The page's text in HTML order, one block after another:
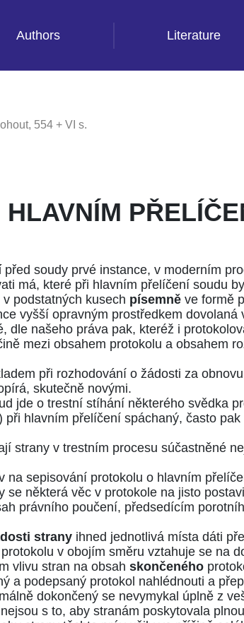
Authors Literature
554 + VI s.
před soudy prvé instance, v moderním
má, které při hlavním přelíčení soudu
podstatných kusech písemně ve formě
vyšší opravným prostředkem
dle našeho práva pak, kteréž i
mezi obsahem protokolu a obsahem
při rozhodování o žádosti za
skutečně novými.
jde o trestní stíhání některého svědka
hlavním přelíčení spáchaný, často
strany v trestním procesu súčastněné
na sepisování protokolu o hlavním
se některá věc v protokole na jisto
právního poučení, předsedícím
strany ihned jednotlivá místa dáti
v obojím směru vztahuje se na
vlivu stran na obsah skončeného
a podepsaný protokol nahlédnouti a
dokončený se nevymykal úplně z
s to, aby stranám poskytovala